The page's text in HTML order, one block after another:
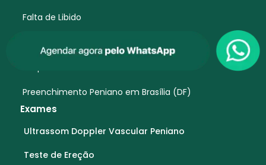
Falta de Libido
Preenchimento Peniano em Brasília (DF)
Exames
Ultrassom Doppler Vascular Peniano
Teste de Ereção